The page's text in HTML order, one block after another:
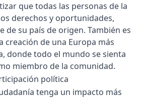
que todas las personas de la
derechos y oportunidades,
de su país de origen. También es
creación de una Europa más
donde todo el mundo se sienta
miembro de la comunidad.
política
tenga un impacto más